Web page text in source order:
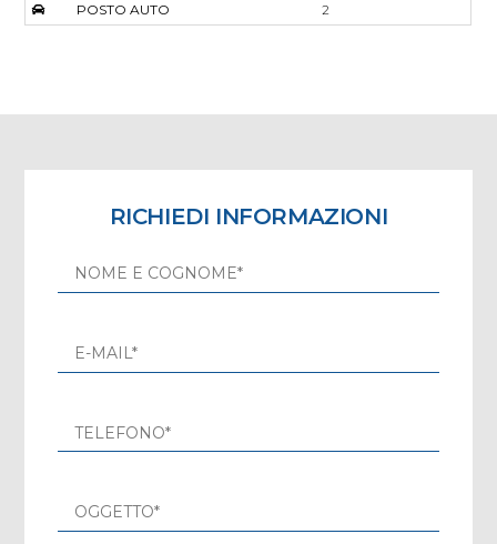
POSTO AUTO
2
RICHIEDI INFORMAZIONI